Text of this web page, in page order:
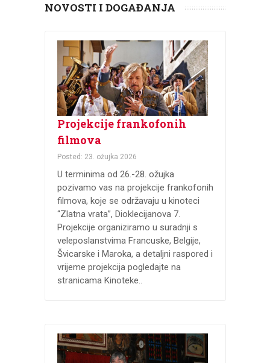
NOVOSTI I DOGAĐANJA
Projekcije frankofonih
filmova
Posted: 23. ožujka 2026
U terminima od 26.-28. ožujka
pozivamo vas na projekcije frankofonih
filmova, koje se održavaju u kinoteci
“Zlatna vrata”, Dioklecijanova 7.
Projekcije organiziramo u suradnji s
veleposlanstvima Francuske, Belgije,
Švicarske i Maroka, a detaljni raspored i
vrijeme projekcija pogledajte na
stranicama Kinoteke..